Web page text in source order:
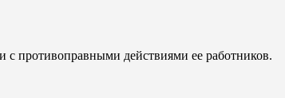
с противоправными действиями ее работников.